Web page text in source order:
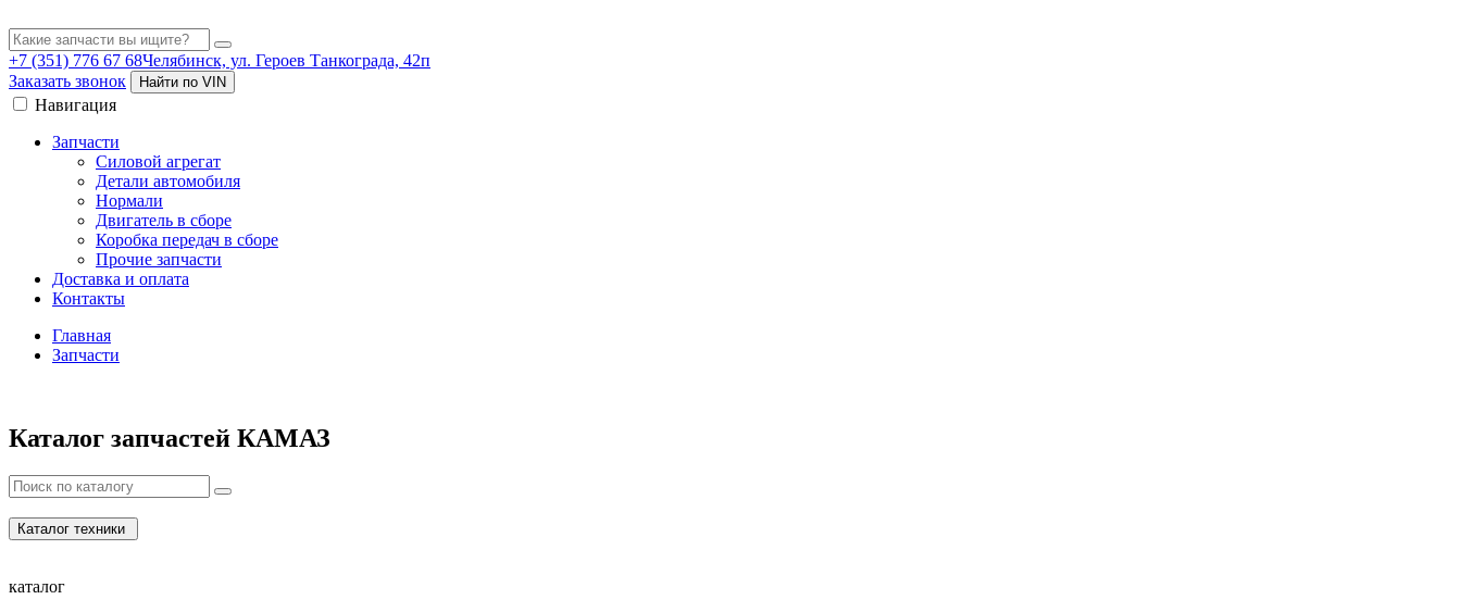
+7 (351) 776 67 68Челябинск, ул. Героев Танкограда, 42п
Заказать звонок
Найти по VIN
Навигация
Запчасти
Силовой агрегат
Детали автомобиля
Нормали
Двигатель в сборе
Коробка передач в сборе
Прочие запчасти
Доставка и оплата
Контакты
Главная
Запчасти
Каталог запчастей КАМАЗ
Каталог техники
каталог